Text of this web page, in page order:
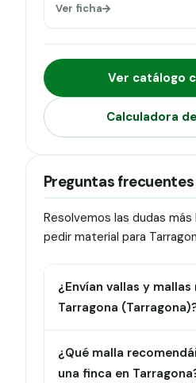
Ver ficha
Ver catálogo
Calculadora
Preguntas frecuentes
Resolvemos las dudas
pedir material para
¿Envían vallas y
Tarragona
¿Qué malla
una finca en